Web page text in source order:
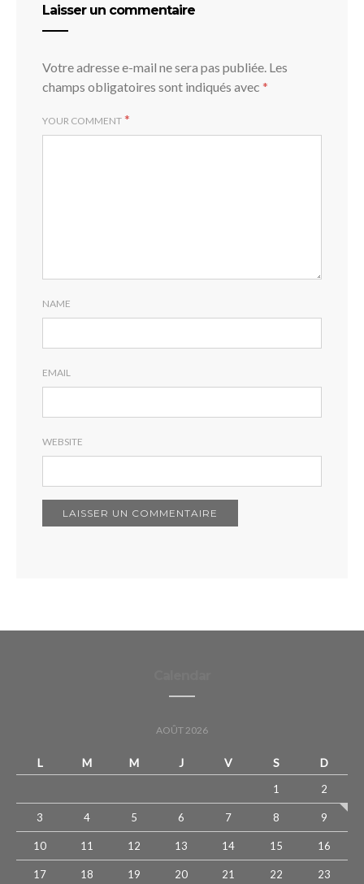
Laisser un commentaire
Votre adresse e-mail ne sera pas publiée. Les
champs obligatoires sont indiqués avec *
YOUR COMMENT *
NAME
EMAIL
WEBSITE
AOÛT 2026
L M M J V S D
1 2
3 4 5 6 7 8 9
10 11 12 13 14 15 16
17 18 19 20 21 22 23